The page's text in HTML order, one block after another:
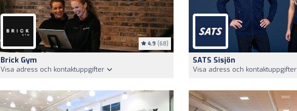
4.9 (68)
Brick Gym
Visa adress och kontaktuppgifter
SATS Sisjön
Visa adress och kontaktuppgifter